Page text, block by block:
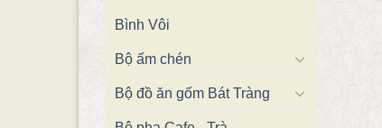
Bình Vôi
Bộ ấm chén
Bộ đồ ăn gốm Bát Tràng